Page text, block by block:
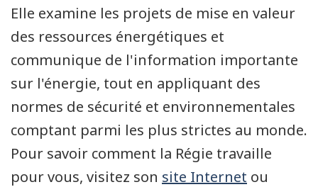
Elle examine les projets de mise en valeur
des ressources énergétiques et
communique de l'information importante
sur l'énergie, tout en appliquant des
normes de sécurité et environnementales
comptant parmi les plus strictes au monde.
Pour savoir comment la Régie travaille
pour vous, visitez son site Internet ou